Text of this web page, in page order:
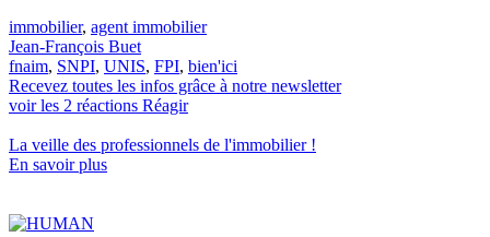
immobilier, agent immobilier
Jean-François Buet
fnaim, SNPI, UNIS, FPI, bien'ici
Recevez toutes les infos grâce à notre newsletter
voir les 2 réactions Réagir
La veille des professionnels de l'immobilier!
En savoir plus